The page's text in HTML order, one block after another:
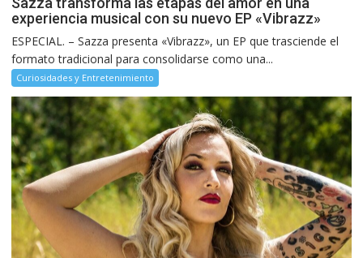
experiencia musical con su nuevo EP «Vibrazz»
ESPECIAL. – Sazza presenta «Vibrazz», un EP que trasciende el
formato tradicional para consolidarse como una...
Curiosidades y Entretenimiento